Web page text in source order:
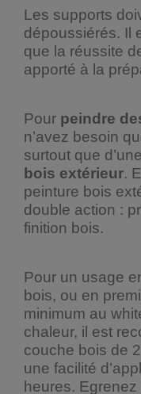
Les supports
dépoussiérés. Il
que la réussite
apporté à la
Pour peindre
n’avez besoin
surtout que
bois extérieur.
peinture bois
double action :
finition bois.
Pour un usage
bois, ou en
minimum au
chaleur, il est
couche bois de
une facilité
heures.